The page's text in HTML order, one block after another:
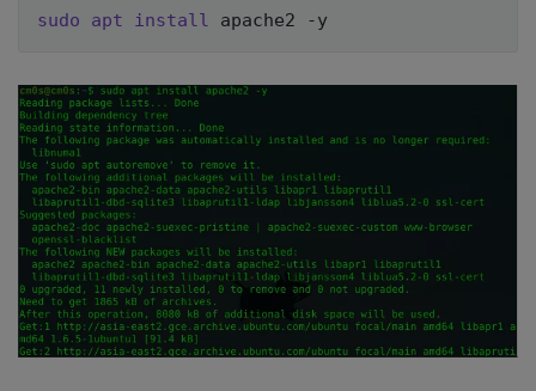
sudo apt install